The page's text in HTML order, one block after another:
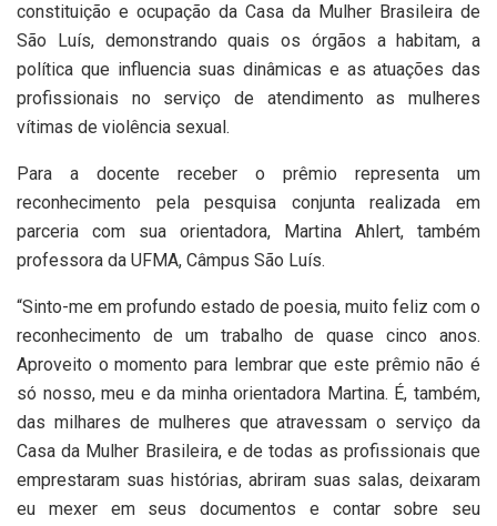
constituição e ocupação da Casa da Mulher Brasileira de
São Luís, demonstrando quais os órgãos a habitam, a
política que influencia suas dinâmicas e as atuações das
profissionais no serviço de atendimento as mulheres
vítimas de violência sexual.
Para a docente receber o prêmio representa um
reconhecimento pela pesquisa conjunta realizada em
parceria com sua orientadora, Martina Ahlert, também
professora da UFMA, Câmpus São Luís.
“Sinto-me em profundo estado de poesia, muito feliz com o
reconhecimento de um trabalho de quase cinco anos.
Aproveito o momento para lembrar que este prêmio não é
só nosso, meu e da minha orientadora Martina. É, também,
das milhares de mulheres que atravessam o serviço da
Casa da Mulher Brasileira, e de todas as profissionais que
emprestaram suas histórias, abriram suas salas, deixaram
eu mexer em seus documentos e contar sobre seu